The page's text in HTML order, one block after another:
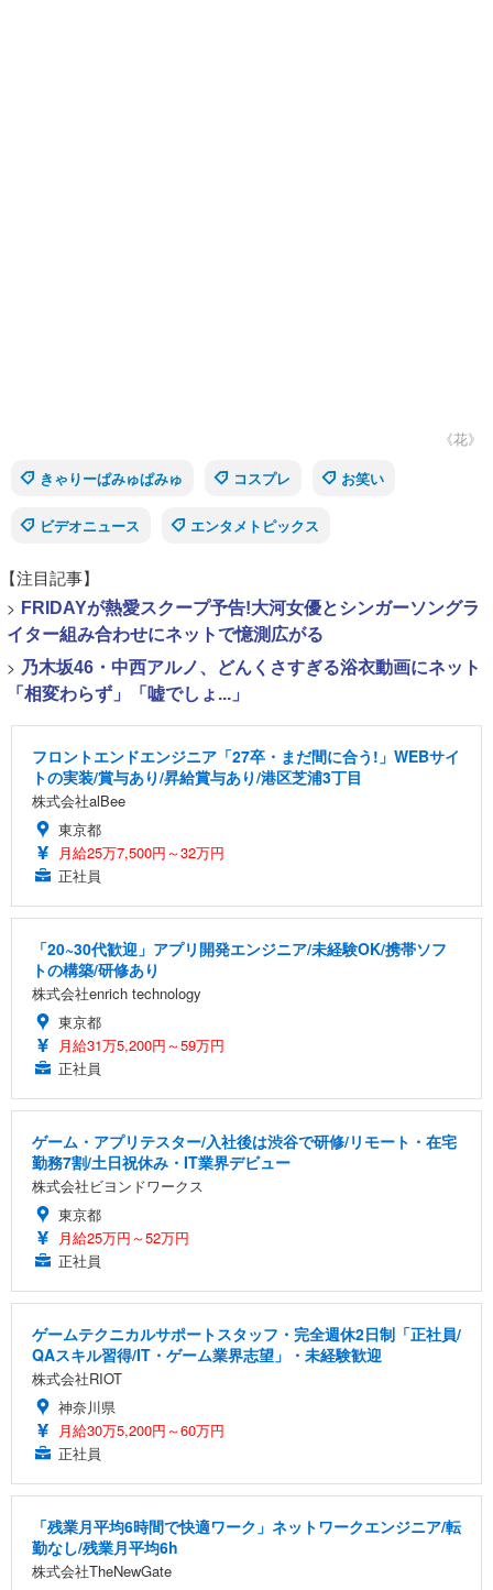
《花》
きゃりーぱみゅぱみゅ
コスプレ お笑い
ビデオニュース エンタメトピックス
【注目記事】
> FRIDAYが熱愛スクープ予告!大河女優とシンガーソングラ
イター組み合わせにネットで憶測広がる
> 乃木坂46・中西アルノ、どんくさすぎる浴衣動画にネット
「相変わらず」「嘘でしょ...」
フロントエンドエンジニア「27卒・まだ間に合う!」WEBサイ
トの実装/賞与あり/昇給賞与あり/港区芝浦3丁目
株式会社alBee
東京都
月給25万7,500円～32万円
正社員
「20~30代歓迎」アプリ開発エンジニア/未経験OK/携帯ソフ
トの構築/研修あり
株式会社enrich technology
東京都
月給31万5,200円～59万円
正社員
ゲーム・アプリテスター/入社後は渋谷で研修/リモート・在宅
勤務7割/土日祝休み・IT業界デビュー
株式会社ビヨンドワークス
東京都
月給25万円～52万円
正社員
ゲームテクニカルサポートスタッフ・完全週休2日制「正社員/
QAスキル習得/IT・ゲーム業界志望」・未経験歓迎
株式会社RIOT
神奈川県
月給30万5,200円～60万円
正社員
「残業月平均6時間で快適ワーク」ネットワークエンジニア/転
勤なし/残業月平均6h
株式会社TheNewGate